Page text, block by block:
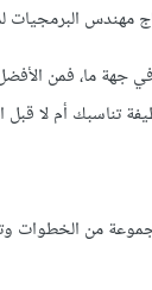
مهندس البرمجيات
ما، فمن الأفضل
تناسبك أم لا قبل